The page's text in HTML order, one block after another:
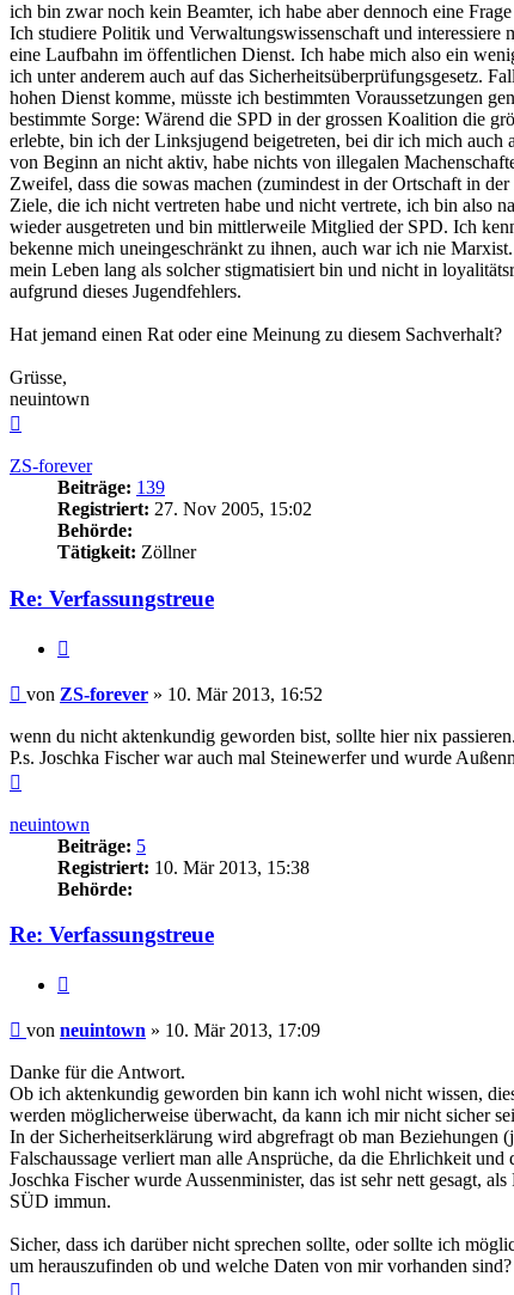
ich bin zwar noch kein Beamter, ich habe aber dennoch eine
Ich studiere Politik und Verwaltungswissenschaft und interessiere
eine Laufbahn im öffentlichen Dienst. Ich habe mich also ein
ich unter anderem auch auf das Sicherheitsüberprüfungsgesetz.
hohen Dienst komme, müsste ich bestimmten Voraussetzungen
bestimmte Sorge: Wärend die SPD in der grossen Koalition die
erlebte, bin ich der Linksjugend beigetreten, bei dir ich mich auch
von Beginn an nicht aktiv, habe nichts von illegalen
Zweifel, dass die sowas machen (zumindest in der Ortschaft in
Ziele, die ich nicht vertreten habe und nicht vertrete, ich bin also
wieder ausgetreten und bin mittlerweile Mitglied der SPD. Ich
bekenne mich uneingeschränkt zu ihnen, auch war ich nie
mein Leben lang als solcher stigmatisiert bin und nicht in
aufgrund dieses Jugendfehlers.
Hat jemand einen Rat oder eine Meinung zu diesem Sachverhalt?
Grüsse,
neuintown
ZS-forever
Beiträge: 139
Registriert: 27. Nov 2005, 15:02
Behörde:
Tätigkeit: Zöllner
Re: Verfassungstreue
Beitrag
von ZS-forever » 10. Mär 2013, 16:52
wenn du nicht aktenkundig geworden bist, sollte hier nix
P.s. Joschka Fischer war auch mal Steinewerfer und wurde
neuintown
Beiträge: 5
Registriert: 10. Mär 2013, 15:38
Behörde:
Re: Verfassungstreue
Beitrag
von neuintown » 10. Mär 2013, 17:09
Danke für die Antwort.
Ob ich aktenkundig geworden bin kann ich wohl nicht wissen,
werden möglicherweise überwacht, da kann ich mir nicht sicher
In der Sicherheitserklärung wird abgrefragt ob man Beziehungen
Falschaussage verliert man alle Ansprüche, da die Ehrlichkeit
Joschka Fischer wurde Aussenminister, das ist sehr nett gesagt,
SÜD immun.
Sicher, dass ich darüber nicht sprechen sollte, oder sollte ich
um herauszufinden ob und welche Daten von mir vorhanden sind?